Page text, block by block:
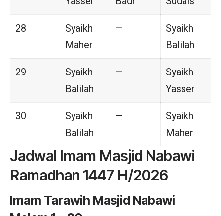
28
Syaikh
Maher
—
Syaikh
Balilah
29
Syaikh
Balilah
—
Syaikh
Yasser
30
Syaikh
Balilah
—
Syaikh
Maher
Jadwal Imam Masjid Nabawi
Ramadhan 1447 H/2026
Imam Tarawih Masjid Nabawi